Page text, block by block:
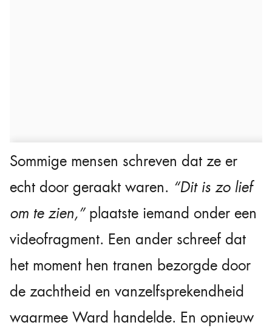
Sommige mensen schreven dat ze er
echt door geraakt waren. “Dit is zo lief
om te zien,”plaatste iemand onder een
videofragment. Een ander schreef dat
het moment hen tranen bezorgde door
de zachtheid en vanzelfsprekendheid
waarmee Ward handelde. En opnieuw